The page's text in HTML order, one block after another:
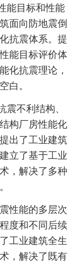
能目标和性能
面向防地震倒
抗震体系。提
能目标评价体
化抗震理论，
白。
震不利结构、
构厂房性能化
出了工业建筑
立了基于工业
，解决了多种
性能的多层次
度和不同后续
工业建筑全生
，解决了既有